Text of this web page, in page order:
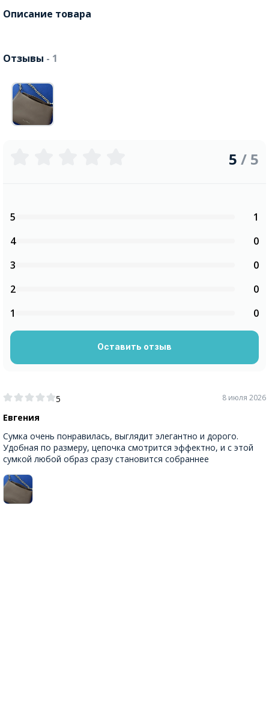
Описание товара
Отзывы - 1
5
Евгения
8 июля 2026
Сумка очень понравилась, выглядит элегантно и дорого.
Удобная по размеру, цепочка смотрится эффектно, и с этой
сумкой любой образ сразу становится собраннее
5 / 5
5
1
4
0
3
0
2
0
1
0
Оставить отзыв